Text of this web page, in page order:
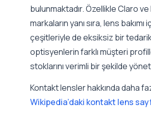
bulunmaktadır. Özellikle Claro
markaların yanı sıra, lens
çeşitleriyle de eksiksiz bir
optisyenlerin farklı müşteri
stoklarını verimli bir şekilde
Kontakt lensler hakkında daha
Wikipedia’daki kontakt lens